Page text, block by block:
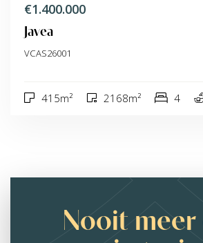
€1.400.000
Javea
VCAS26001
415m² 2168m² 4
Nooit meer